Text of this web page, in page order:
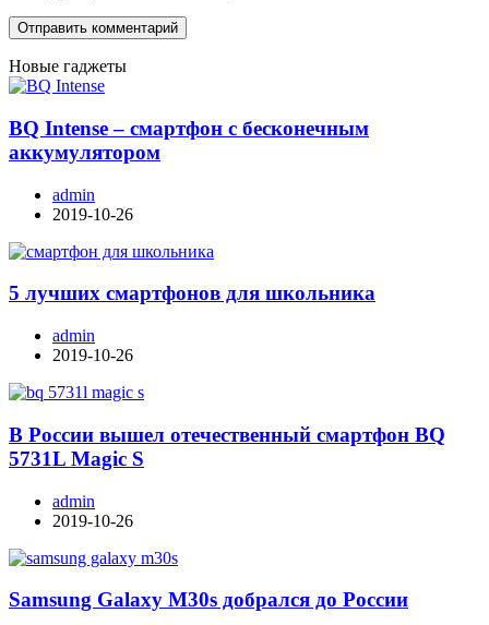
Новые гаджеты
BQ Intense – смартфон с бесконечным
аккумулятором
admin
2019-10-26
5 лучших смартфонов для школьника
admin
2019-10-26
В России вышел отечественный смартфон BQ
5731L Magic S
admin
2019-10-26
Samsung Galaxy M30s добрался до России